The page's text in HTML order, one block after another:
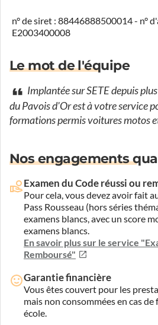
n° de siret : 88446888500014 - n°
E2003400008
Le mot de l'équipe
Implantée sur SETE depuis
du Pavois d'Or est à votre service
formations permis voitures motos
Nos engagements
Examen du Code réussi ou
Pour cela, vous devez avoir fait
Pass Rousseau (hors séries
examens blancs, avec un score
examens blancs.
En savoir plus sur le service
Remboursé"
Garantie financière
Vous êtes couvert pour les
mais non consommées en cas
école.